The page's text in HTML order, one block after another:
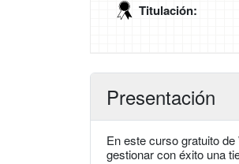
Titulación:
Presentación
En este curso gratuito
gestionar con éxito una